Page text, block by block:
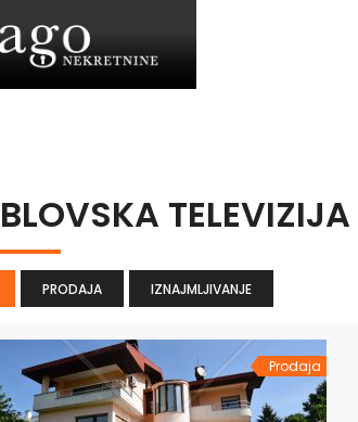
TELEVIZIJA
PRODAJA IZNAJMLJIVANJE
Prodaja